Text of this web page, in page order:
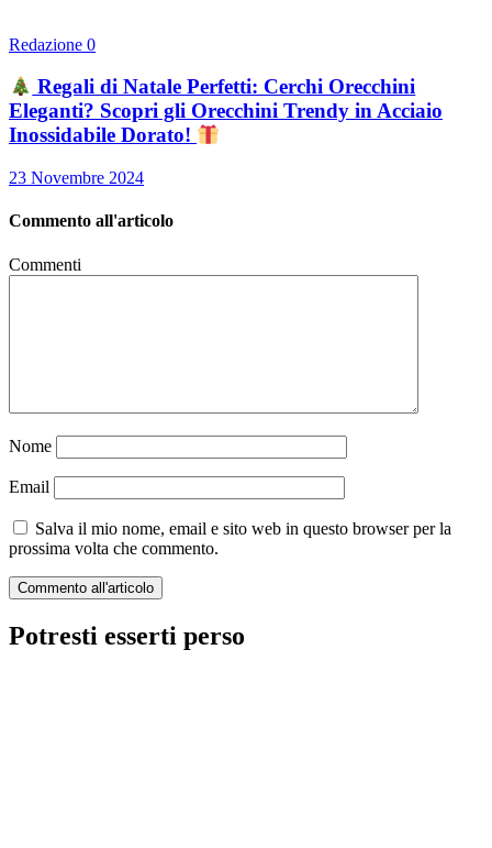
Redazione 0
Regali di Natale Perfetti: Cerchi Orecchini
Eleganti? Scopri gli Orecchini Trendy in Acciaio
Inossidabile Dorato!
23 Novembre 2024
Commento all'articolo
Commenti
Nome
Email
Salva il mio nome, email e sito web in questo browser per la
prossima volta che commento.
Potresti esserti perso